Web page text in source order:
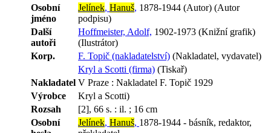
Osobní
jméno
Jelínek, Hanuš, 1878-1944 (Autor) (Autor
podpisu)
Další
autoři
Hoffmeister, Adolf, 1902-1973 (Knižní grafik)
(Ilustrátor)
Korp.
F. Topič (nakladatelství) (Nakladatel, vydavatel)
Kryl a Scotti (firma) (Tiskař)
Nakladatel V Praze : Nakladatel F. Topič 1929
Výrobce
Kryl a Scotti)
Rozsah
[2], 66 s. : il. ; 16 cm
Osobní
Jelínek, Hanuš, 1878-1944 - básník, redaktor,